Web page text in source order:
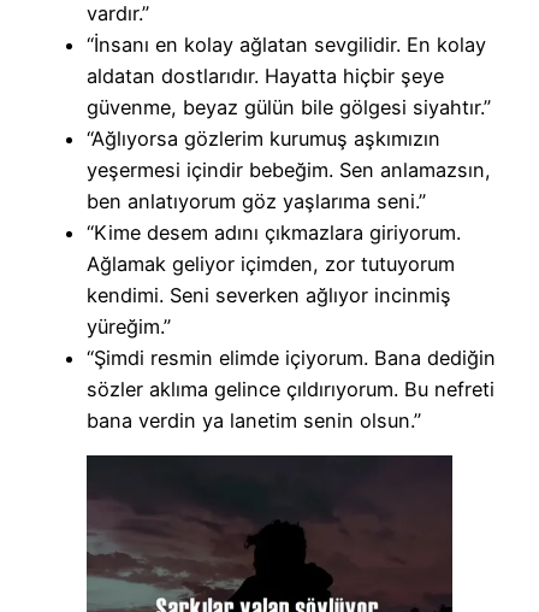
vardır.”
“İnsanı en kolay ağlatan sevgilidir. En kolay
aldatan dostlarıdır. Hayatta hiçbir şeye
güvenme, beyaz gülün bile gölgesi siyahtır.”
“Ağlıyorsa gözlerim kurumuş aşkımızın
yeşermesi içindir bebeğim. Sen anlamazsın,
ben anlatıyorum göz yaşlarıma seni.”
“Kime desem adını çıkmazlara giriyorum.
Ağlamak geliyor içimden, zor tutuyorum
kendimi. Seni severken ağlıyor incinmiş
yüreğim.”
“Şimdi resmin elimde içiyorum. Bana dediğin
sözler aklıma gelince çıldırıyorum. Bu nefreti
bana verdin ya lanetim senin olsun.”